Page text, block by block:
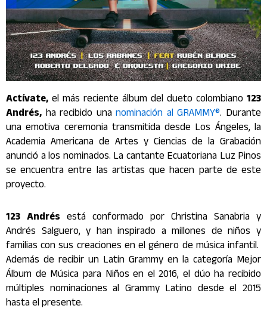
Actívate, el más reciente álbum del dueto colombiano 123
Andrés, ha recibido unanominación al GRAMMY®. Durante
una emotiva ceremonia transmitida desde Los Ángeles, la
Academia Americana de Artes y Ciencias de la Grabación
anunció a los nominados. La cantante Ecuatoriana Luz Pinos
se encuentra entre las artistas que hacen parte de este
proyecto.
123 Andrés está conformado por Christina Sanabria y
Andrés Salguero, y han inspirado a millones de niños y
familias con sus creaciones en el género de música infantil.
Además de recibir un Latín Grammy en la categoría Mejor
Álbum de Música para Niños en el 2016, el dúo ha recibido
múltiples nominaciones al Grammy Latino desde el 2015
hasta el presente.